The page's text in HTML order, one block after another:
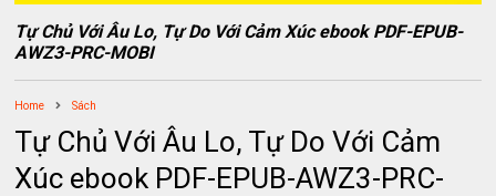
Tự Chủ Với Âu Lo, Tự Do Với Cảm Xúc ebook PDF-EPUB-
AWZ3-PRC-MOBI
Home Sách
Tự Chủ Với Âu Lo, Tự Do Với Cảm
Xúc ebook PDF-EPUB-AWZ3-PRC-